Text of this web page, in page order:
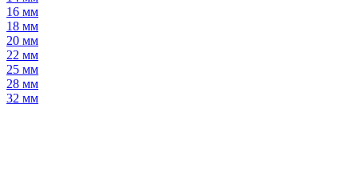
16 мм
18 мм
20 мм
22 мм
25 мм
28 мм
32 мм